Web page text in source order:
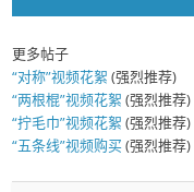
更多帖子
“对称”视频花絮 (强烈推荐)
“两根棍”视频花絮 (强烈推荐)
“拧毛巾”视频花絮 (强烈推荐)
“五条线”视频购买(强烈推荐)